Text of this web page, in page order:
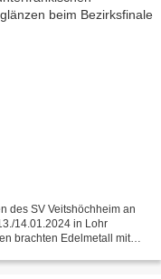
des SV Veitshöchheim an
14.01.2024 in Lohr
brachten Edelmetall mit